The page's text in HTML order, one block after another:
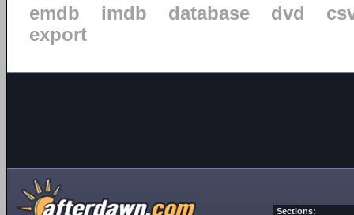
emdb
imdb database dvd
export
Sections: